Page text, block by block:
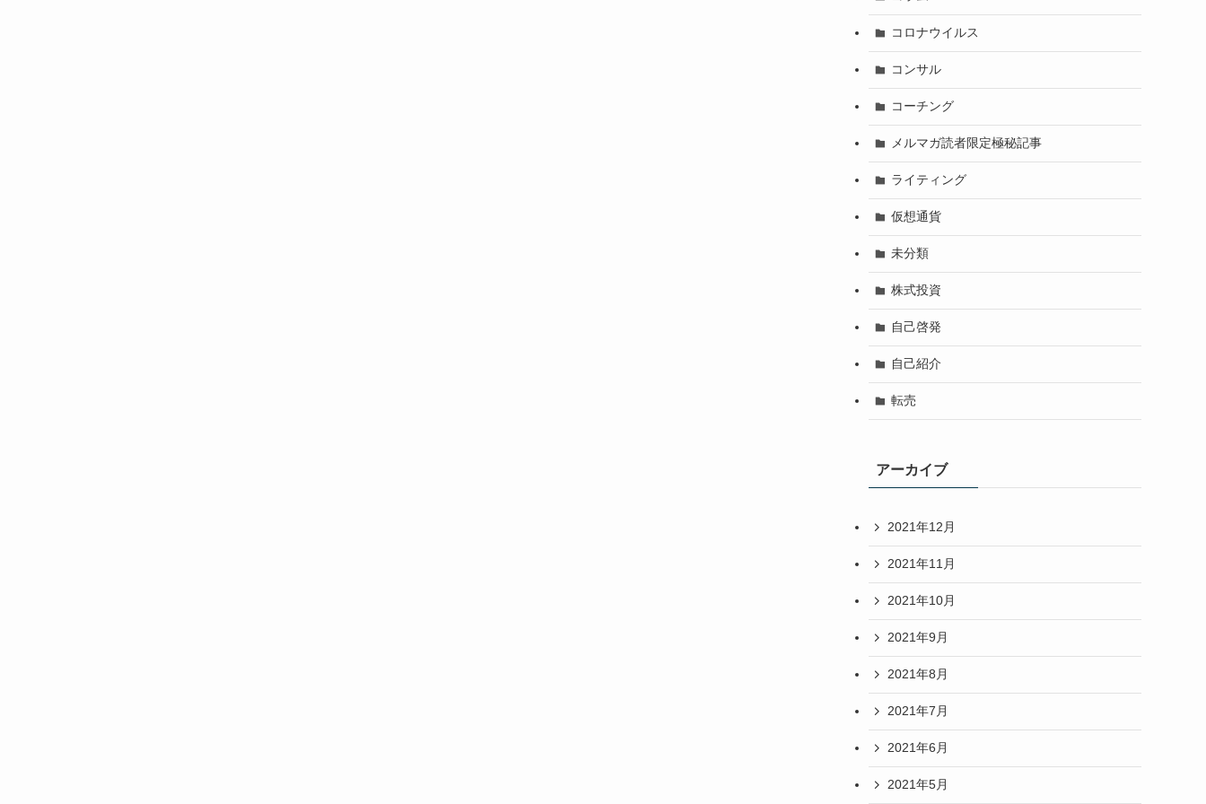
コロナウイルス
コンサル
コーチング
メルマガ読者限定極秘記事
ライティング
仮想通貨
未分類
株式投資
自己啓発
自己紹介
転売
アーカイブ
2021年12月
2021年11月
2021年10月
2021年9月
2021年8月
2021年7月
2021年6月
2021年5月